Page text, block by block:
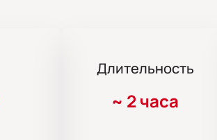
Длительность
~ 2 часа